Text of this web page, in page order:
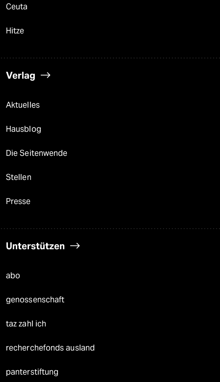
Ceuta
Hitze
Verlag
Aktuelles
Hausblog
Die Seitenwende
Stellen
Presse
Unterstützen
abo
genossenschaft
taz zahl ich
recherchefonds ausland
panterstiftung